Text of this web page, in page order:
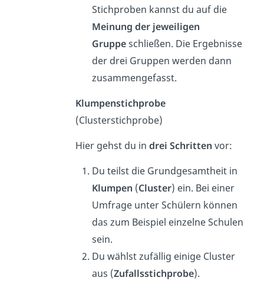
Stichproben kannst du auf die
Meinung der jeweiligen
Gruppeschließen. Die Ergebnisse
der drei Gruppen werden dann
zusammengefasst.
Klumpenstichprobe
(Clusterstichprobe)
Hier gehst du in drei Schritten vor:
Du teilst die Grundgesamtheit in
Klumpen (Cluster) ein. Bei einer
Umfrage unter Schülern können
das zum Beispiel einzelne Schulen
sein.
Du wählst zufällig einige Cluster
aus (Zufallsstichprobe).